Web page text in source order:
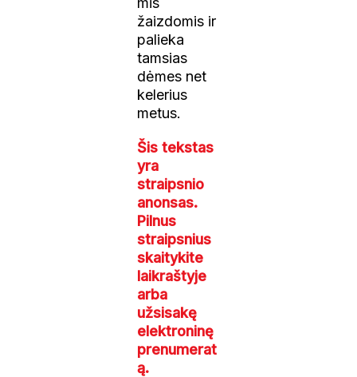
žaizdomis ir
palieka
tamsias
dėmes net
kelerius
metus.
Šis tekstas
yra
straipsnio
anonsas.
Pilnus
straipsnius
skaitykite
laikraštyje
arba
užsisakę
elektroninę
prenumerat
ą.